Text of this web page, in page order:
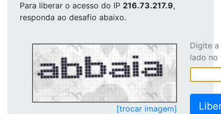
Para liberar o acesso do IP 216.73.217.9,
responda ao desafio abaixo.
[trocar imagem]
Digite
lado no